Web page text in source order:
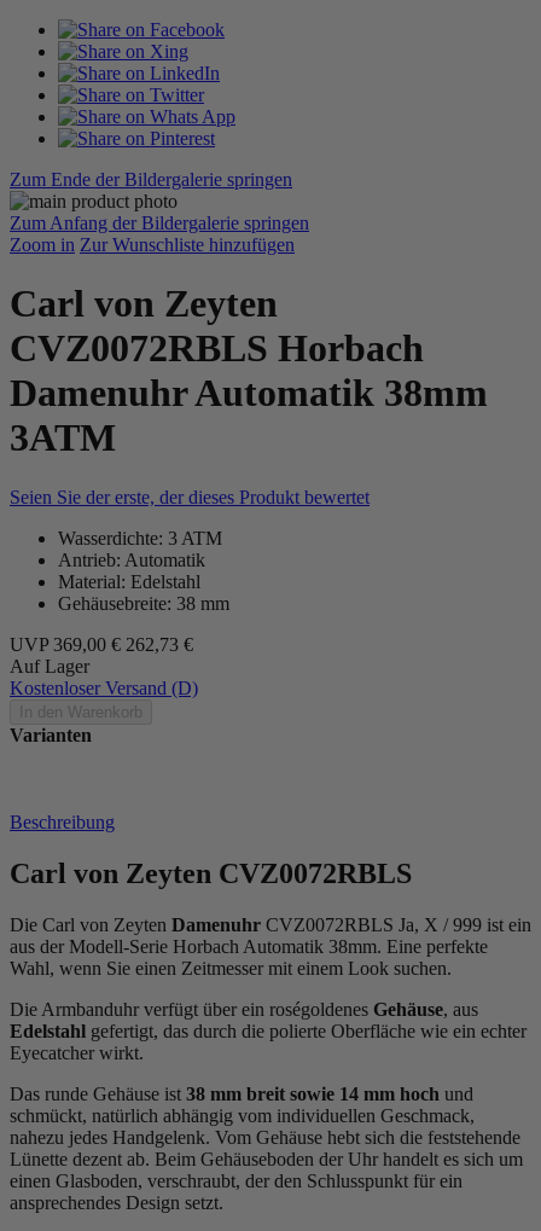
Zum Ende der Bildergalerie springen
Zum Anfang der Bildergalerie springen
Zoom in Zur Wunschliste hinzufügen
Carl von Zeyten
CVZ0072RBLS Horbach
Damenuhr Automatik 38mm
3ATM
Seien Sie der erste, der dieses Produkt bewertet
Wasserdichte: 3 ATM
Antrieb: Automatik
Material: Edelstahl
Gehäusebreite: 38 mm
UVP 369,00 € 262,73 €
Auf Lager
Kostenloser Versand (D)
In den Warenkorb
Varianten
Beschreibung
Carl von Zeyten CVZ0072RBLS
Die Carl von Zeyten Damenuhr CVZ0072RBLS Ja, X / 999 ist ein
aus der Modell-Serie Horbach Automatik 38mm. Eine perfekte
Wahl, wenn Sie einen Zeitmesser mit einem Look suchen.
Die Armbanduhr verfügt über ein roségoldenes Gehäuse, aus
Edelstahl gefertigt, das durch die polierte Oberfläche wie ein echter
Eyecatcher wirkt.
Das runde Gehäuse ist 38 mm breit sowie 14 mm hoch und
schmückt, natürlich abhängig vom individuellen Geschmack,
nahezu jedes Handgelenk. Vom Gehäuse hebt sich die feststehende
Lünette dezent ab. Beim Gehäuseboden der Uhr handelt es sich um
einen Glasboden, verschraubt, der den Schlusspunkt für ein
ansprechendes Design setzt.